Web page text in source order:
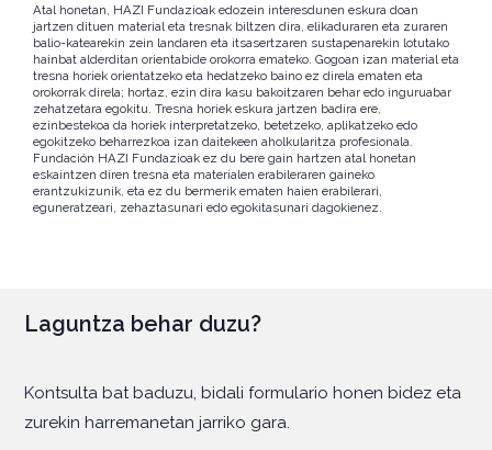
Atal honetan, HAZI Fundazioak edozein interesdunen eskura doan
jartzen dituen material eta tresnak biltzen dira, elikaduraren eta zuraren
balio-katearekin zein landaren eta itsasertzaren sustapenarekin lotutako
hainbat alderditan orientabide orokorra emateko. Gogoan izan material eta
tresna horiek orientatzeko eta hedatzeko baino ez direla ematen eta
orokorrak direla; hortaz, ezin dira kasu bakoitzaren behar edo inguruabar
zehatzetara egokitu. Tresna horiek eskura jartzen badira ere,
ezinbestekoa da horiek interpretatzeko, betetzeko, aplikatzeko edo
egokitzeko beharrezkoa izan daitekeen aholkularitza profesionala.
Fundación HAZI Fundazioak ez du bere gain hartzen atal honetan
eskaintzen diren tresna eta materialen erabileraren gaineko
erantzukizunik, eta ez du bermerik ematen haien erabilerari,
eguneratzeari, zehaztasunari edo egokitasunari dagokienez.
Laguntza behar duzu?
Kontsulta bat baduzu, bidali formulario honen bidez eta
zurekin harremanetan jarriko gara.